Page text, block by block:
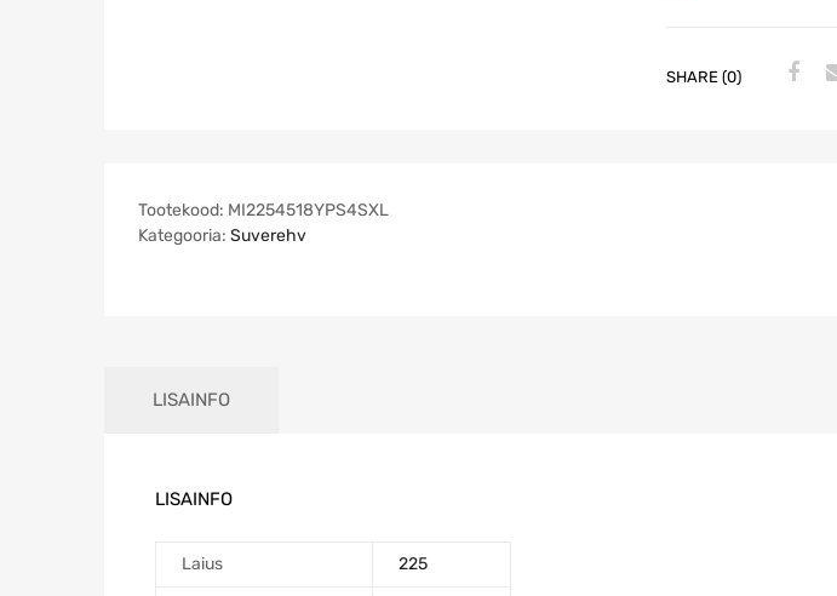
SHARE (0)
Tootekood: MI2254518YPS4SXL
Kategooria: Suverehv
LISAINFO
LISAINFO
Laius 225